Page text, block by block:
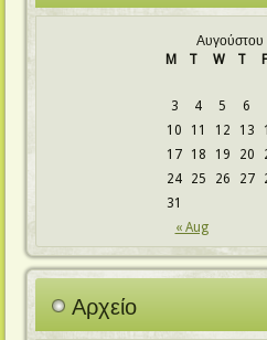
Αυγούστου
M
T W T F
« Aug
3
4 5 6
10
11 12 13
17
18 19 20
24
25 26 27
31
Αρχείο